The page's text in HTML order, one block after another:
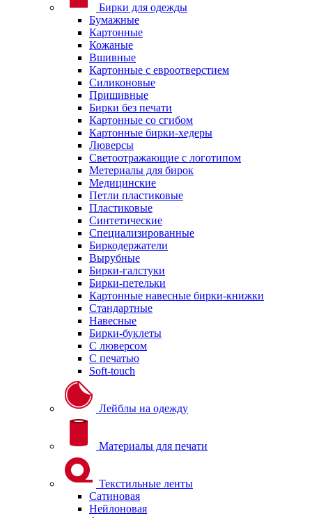
Бирки для одежды
Бумажные
Картонные
Кожаные
Вшивные
Картонные с евроотверстием
Силиконовые
Пришивные
Бирки без печати
Картонные со сгибом
Картонные бирки-хедеры
Люверсы
Светоотражающие с логотипом
Метериалы для бирок
Медицинские
Петли пластиковые
Пластиковые
Синтетические
Специализированные
Биркодержатели
Вырубные
Бирки-галстуки
Бирки-петельки
Картонные навесные бирки-книжки
Стандартные
Навесные
Бирки-буклеты
С люверсом
С печатью
Soft-touch
Лейблы на одежду
Материалы для печати
Текстильные ленты
Сатиновая
Нейлоновая